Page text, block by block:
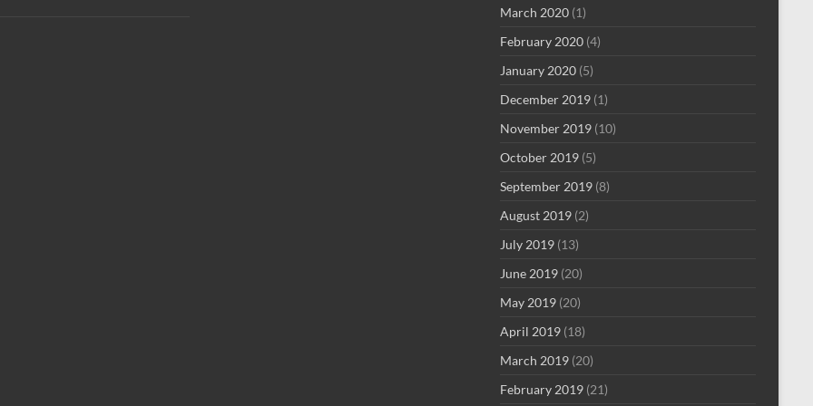
March 2020 (1)
February 2020 (4)
January 2020 (5)
December 2019 (1)
November 2019 (10)
October 2019 (5)
September 2019 (8)
August 2019 (2)
July 2019 (13)
June 2019 (20)
May 2019 (20)
April 2019 (18)
March 2019 (20)
February 2019 (21)